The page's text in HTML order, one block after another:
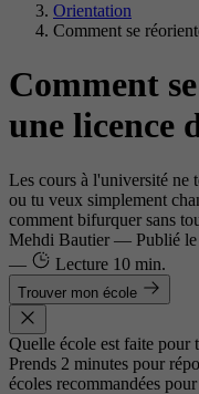
Orientation
Comment se
Comment
une licence
Les cours à l'université ne
ou tu veux simplement
comment bifurquer sans
Mehdi Bautier — Publié le
—
Lecture 10 min.
Trouver mon école
Quelle école est faite pour
Prends 2 minutes pour
écoles recommandées